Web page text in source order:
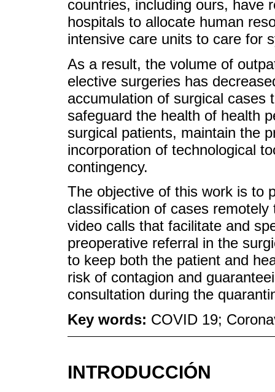
countries, including ours, have
hospitals to allocate human
intensive care units to care for
As a result, the volume of
elective surgeries has
accumulation of surgical cases
safeguard the health of health
surgical patients, maintain the
incorporation of technological
contingency.
The objective of this work is to
classification of cases
video calls that facilitate and
preoperative referral in the
to keep both the patient and
risk of contagion and
consultation during the
Key words: COVID 19;
INTRODUCCIÓN